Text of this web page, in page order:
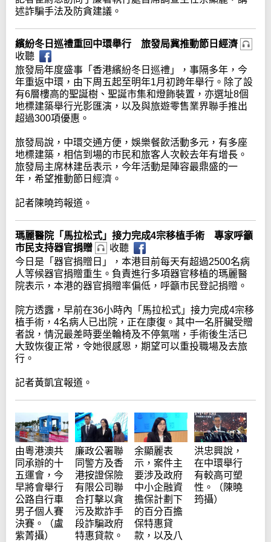
述詐騙手法及防貪建議。
繽紛冬日巡禮重回中環舉行 旅發局冀推動節日經濟
收聽
旅發局年度盛事「香港繽紛冬日巡禮」，事隔多年，今
年重返中環，由下周五起至明年1月初跨年舉行。除了設
有6層樓高的聖誕樹、聖誕市集和燈飾裝置，亦選址8個
地標建築舉行光影匯演，以及與旅遊零售業界聯手推出
超過300項優惠。
旅發局說，中環交通方便，娛樂餐飲活動多元，有多座
地標建築，相信到場的市民和旅客人次較去年有增長。
旅發局主席林建岳表示，今年活動是陣容最鼎盛的一
年，希望推動節日經濟。
記者陳曉筠報道。
瑪麗醫院「馬拉松式」接力完成4宗移植手術 專家呼籲
市民支持器官捐贈
收聽
今日是「器官捐贈日」，本港目前每天有超過2500名病
人等候器官捐贈重生。負責進行多項器官移植的瑪麗醫
院表示，本港的器官捐贈率偏低，呼籲市民登記捐贈。
院方透露，早前在36小時內「馬拉松式」接力完成4宗移
植手術，4名病人已出院，正在康復。其中一名肝臟受贈
者說，情況最差時要坐輪椅及不停氣喘，手術後生活已
大致恢復正常，令她很感恩，期望可以重投職場及去旅
行。
記者黃凱宜報道。
由粵港澳共
同承辦的十
五運會，今
早將會舉行
公路自行車
男子個人賽
決賽。（盧
紫菁攝）
廉政公署聯
同警方及香
港按證保險
有限公司聯
合打擊以貪
污及欺詐手
段詐騙政府
特惠貸款。
余顯麗表
示，案件主
要涉及政府
中小企融資
擔保計劃下
的百分百擔
保特惠貸
款，以及八
洪忠興說，
在中環舉行
有較高可塑
性。（陳曉
筠攝）